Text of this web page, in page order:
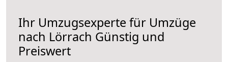
Ihr Umzugsexperte für Umzüge
nach Lörrach Günstig und
Preiswert